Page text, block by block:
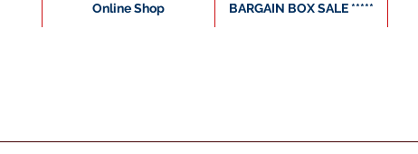
Online Shop BARGAIN BOX SALE *****